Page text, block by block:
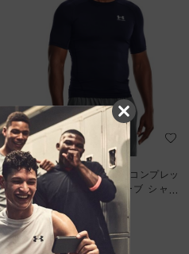
UAヒートギアアーマー コンプレッ
ション ショートスリーブ シャツ
（トレーニング/MEN）
￥4,400